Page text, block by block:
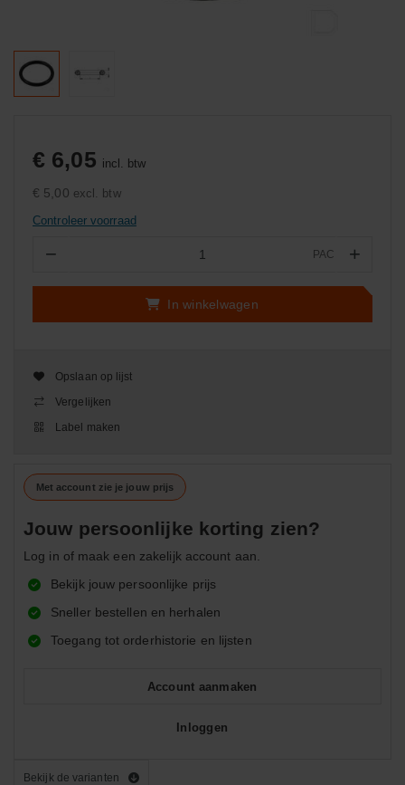
Bekijk de varianten
€ 6,05 incl. btw
€ 5,00 excl. btw
Controleer voorraad
− PAC +
In winkelwagen
Opslaan op lijst
Vergelijken
Label maken
Met account zie je jouw prijs
Jouw persoonlijke korting zien?
Log in of maak een zakelijk account aan.
Bekijk jouw persoonlijke prijs
Sneller bestellen en herhalen
Toegang tot orderhistorie en lijsten
Account aanmaken
Inloggen